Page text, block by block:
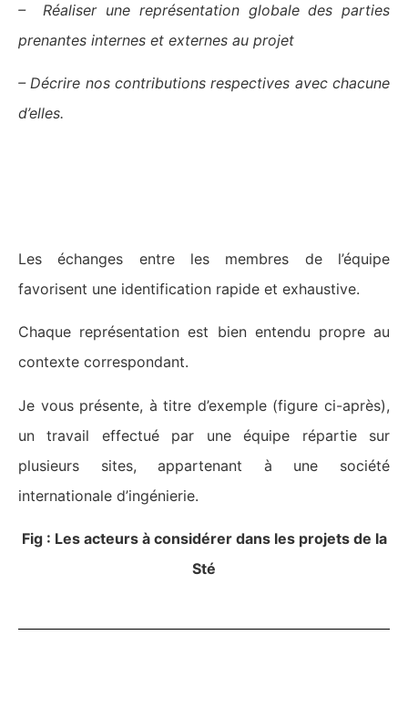
– Réaliser une représentation globale des parties
prenantes internes et externes au projet
–Décrire nos contributions respectives avec chacune
d’elles.
Les échanges entre les membres de l’équipe
favorisent une identification rapide et exhaustive.
Chaque représentation est bien entendu propre au
contexte correspondant.
Je vous présente, à titre d’exemple (figure ci-après),
un travail effectué par une équipe répartie sur
plusieurs sites, appartenant à une société
internationale d’ingénierie.
Fig : Les acteurs à considérer dans les projets de la
Sté